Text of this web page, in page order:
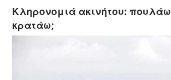
Κληρονομιά ακινήτου:
κρατάω;